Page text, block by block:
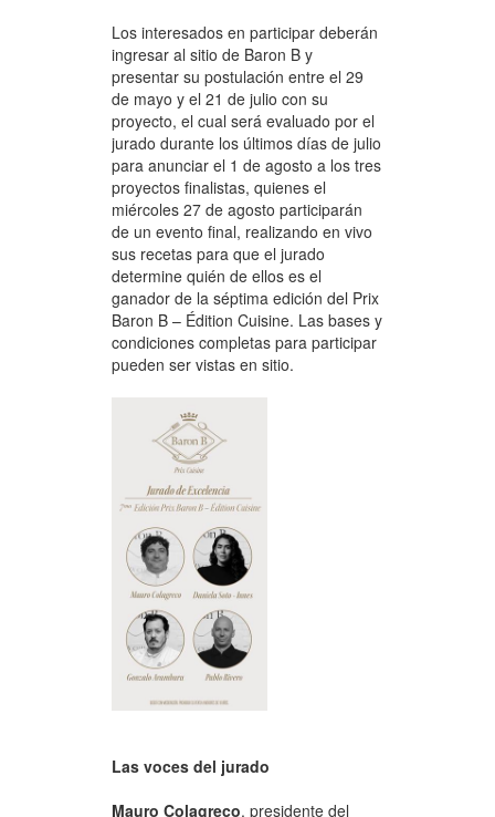
Los interesados en participar deberán
ingresar al sitio de Baron B y
presentar su postulación entre el 29
de mayo y el 21 de julio con su
proyecto, el cual será evaluado por el
jurado durante los últimos días de julio
para anunciar el 1 de agosto a los tres
proyectos finalistas, quienes el
miércoles 27 de agosto participarán
de un evento final, realizando en vivo
sus recetas para que el jurado
determine quién de ellos es el
ganador de la séptima edición del Prix
Baron B – Édition Cuisine. Las bases y
condiciones completas para participar
pueden ser vistas en sitio.
Las voces del jurado
Mauro Colagreco, presidente del